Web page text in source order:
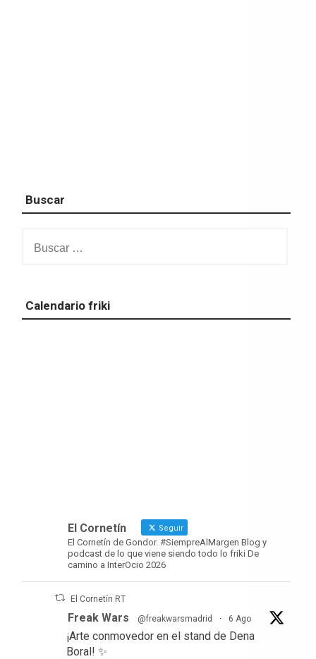
Buscar
Calendario friki
El Cornetín Seguir
El Cornetín de Gondor. #SiempreAlMargen Blog y
podcast de lo que viene siendo todo lo friki De
camino a InterOcio 2026
El Cornetín RT
Freak Wars @freakwarsmadrid · 6 Ago
¡Arte conmovedor en el stand de Dena
Boral! ✨